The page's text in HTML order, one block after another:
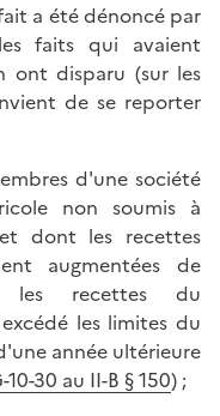
a été dénoncé par
faits qui avaient
ont disparu (sur les
de se reporter
d'une société
non soumis à
dont les recettes
augmentées de
les recettes du
les limites du
année ultérieure
10-30 au II-B § 150) ;